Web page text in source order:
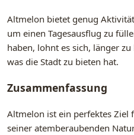
Altmelon bietet genug
um einen Tagesausflug zu
haben, lohnt es sich, länger
was die Stadt zu bieten hat.
Zusammenfassung
Altmelon ist ein perfektes Ziel
seiner atemberaubenden